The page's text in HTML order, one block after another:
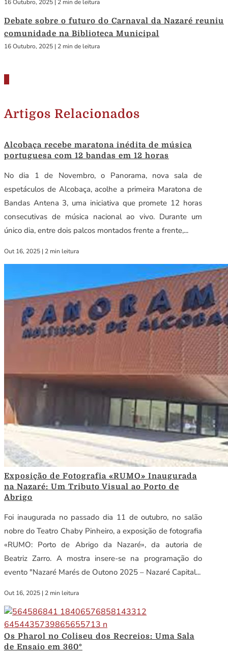
16 Outubro, 2025 2 min de leitura
Debate sobre o futuro do Carnaval da Nazaré reuniu
comunidade na Biblioteca Municipal
16 Outubro, 2025 | 2 min de leitura
Artigos Relacionados
Alcobaça recebe maratona inédita de música
portuguesa com 12 bandas em 12 horas
No dia 1 de Novembro, o Panorama, nova sala de
espetáculos de Alcobaça, acolhe a primeira Maratona de
Bandas Antena 3, uma iniciativa que promete 12 horas
consecutivas de música nacional ao vivo. Durante um
único dia, entre dois palcos montados frente a frente,...
Out 16, 2025 | 2 min leitura
Exposição de Fotografia «RUMO» Inaugurada
na Nazaré: Um Tributo Visual ao Porto de
Abrigo
Foi inaugurada no passado dia 11 de outubro, no salão
nobre do Teatro Chaby Pinheiro, a exposição de fotografia
«RUMO: Porto de Abrigo da Nazaré», da autoria de
Beatriz Zarro. A mostra insere-se na programação do
evento "Nazaré Marés de Outono 2025 – Nazaré Capital...
Out 16, 2025 | 2 min leitura
Os Pharol no Coliseu dos Recreios: Uma Sala
de Ensaio em 360º